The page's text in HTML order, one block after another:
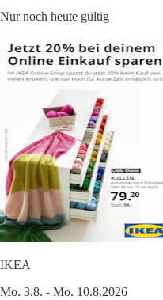
Nur noch heute gültig
IKEA
Mo. 3.8. - Mo. 10.8.2026